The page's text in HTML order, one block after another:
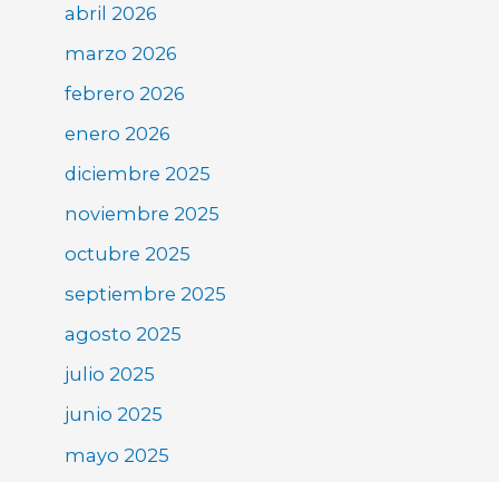
abril 2026
marzo 2026
febrero 2026
enero 2026
diciembre 2025
noviembre 2025
octubre 2025
septiembre 2025
agosto 2025
julio 2025
junio 2025
mayo 2025